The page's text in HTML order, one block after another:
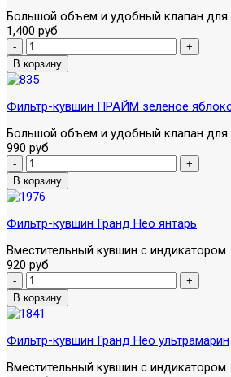
Большой объем и удобный клапан
1,400 руб
Фильтр-кувшин ПРАЙМ зеленое
Большой объем и удобный клапан
990 руб
Фильтр-кувшин Гранд Нео янтарь
Вместительный кувшин с индикатором
920 руб
Фильтр-кувшин Гранд Нео ультрамарин
Вместительный кувшин с индикатором